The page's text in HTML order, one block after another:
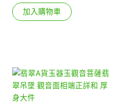
加入購物車